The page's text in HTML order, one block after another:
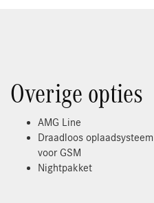
Overige opties
AMG Line
Draadloos oplaadsysteem
voor GSM
Nightpakket